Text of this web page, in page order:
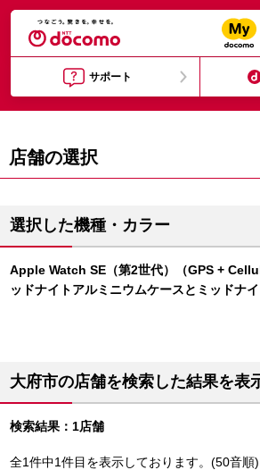
サポート
店舗の選択
選択した機種・カラー
Apple Watch SE（第2世代）（GPS +
ッドナイトアルミニウムケースとミッドナ
大府市の店舗を検索した結果を表
検索結果：1店舗
全1件中1件目を表示しております。(50音順)